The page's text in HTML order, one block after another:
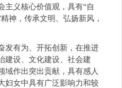
主义核心价值观，具有“自
神，传承文明、弘扬新风，
发有为、开拓创新，在推进
建设、文化建设、社会建
域作出突出贡献，具有感人
妇女中具有广泛影响力和较